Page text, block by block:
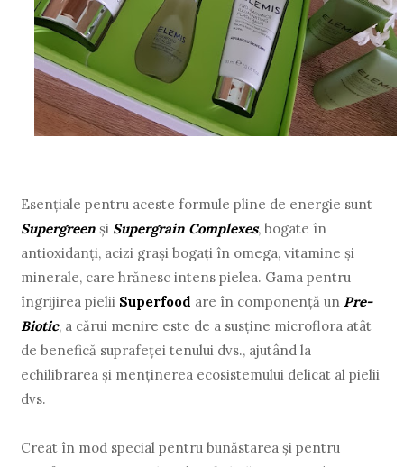
Esențiale pentru aceste formule pline de energie sunt
Supergreen și Supergrain Complexes, bogate în
antioxidanți, acizi grași bogați în omega, vitamine și
minerale, care hrănesc intens pielea. Gama pentru
îngrijirea pielii Superfood are în componență unPre-
Biotic, a cărui menire este de a susține microflora atât
de benefică suprafeței tenului dvs., ajutând la
echilibrarea și menținerea ecosistemului delicat al pielii
dvs.
Creat în mod special pentru bunăstarea și pentru